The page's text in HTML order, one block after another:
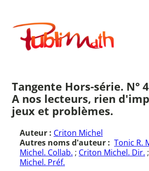
contenu
Publimath
Tangente Hors-série. N°
A nos lecteurs, rien
jeux et problèmes.
Auteur : Criton Michel
Autres noms d'auteur : Tonic R.
Michel. Collab. ; Criton Michel. Dir. ;
Michel. Préf.